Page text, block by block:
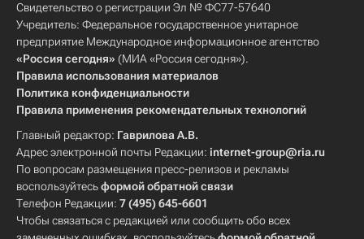
Свидетельство о регистрации Эл № ФС77-57640
Учредитель: Федеральное государственное унитарное
предприятие Международное информационное агентство
«Россия сегодня» (МИА «Россия сегодня»).
Правила использования материалов
Политика конфиденциальности
Правила применения рекомендательных технологий
Главный редактор: Гаврилова А.В.
Адрес электронной почты Редакции: internet-group@ria.ru
По вопросам размещения пресс-релизов и рекламы
воспользуйтесьформой обратной связи
Телефон Редакции: 7 (495) 645-6601
Чтобы связаться с редакцией или сообщить обо всех